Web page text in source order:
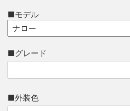
■モデル
■グレード
■外装色